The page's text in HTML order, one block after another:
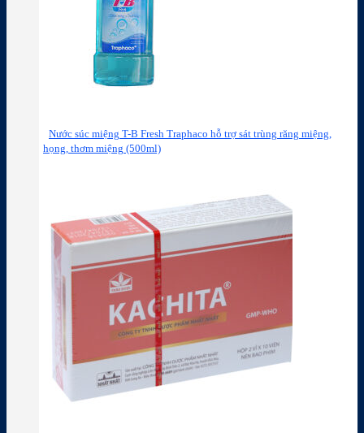
Nước súc miệng T-B Fresh Traphaco hỗ trợ sát trùng răng miệng,
họng, thơm miệng (500ml)